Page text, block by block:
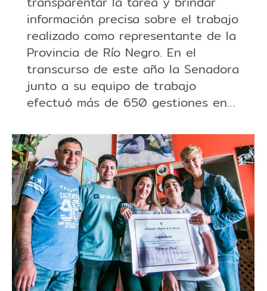
información precisa sobre el trabajo
realizado como representante de la
Provincia de Río Negro. En el
transcurso de este año la Senadora
junto a su equipo de trabajo
efectuó más de 650 gestiones en…